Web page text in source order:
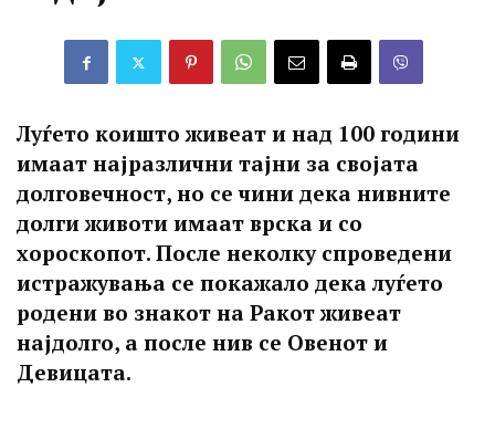
Луѓето коишто живеат и над 100 години
имаат најразлични тајни за својата
долговечност, но се чини дека нивните
долги животи имаат врска и со
хороскопот. После неколку спроведени
истражувања се покажало дека луѓето
родени во знакот на Ракот живеат
најдолго, а после нив се Овенот и
Девицата.